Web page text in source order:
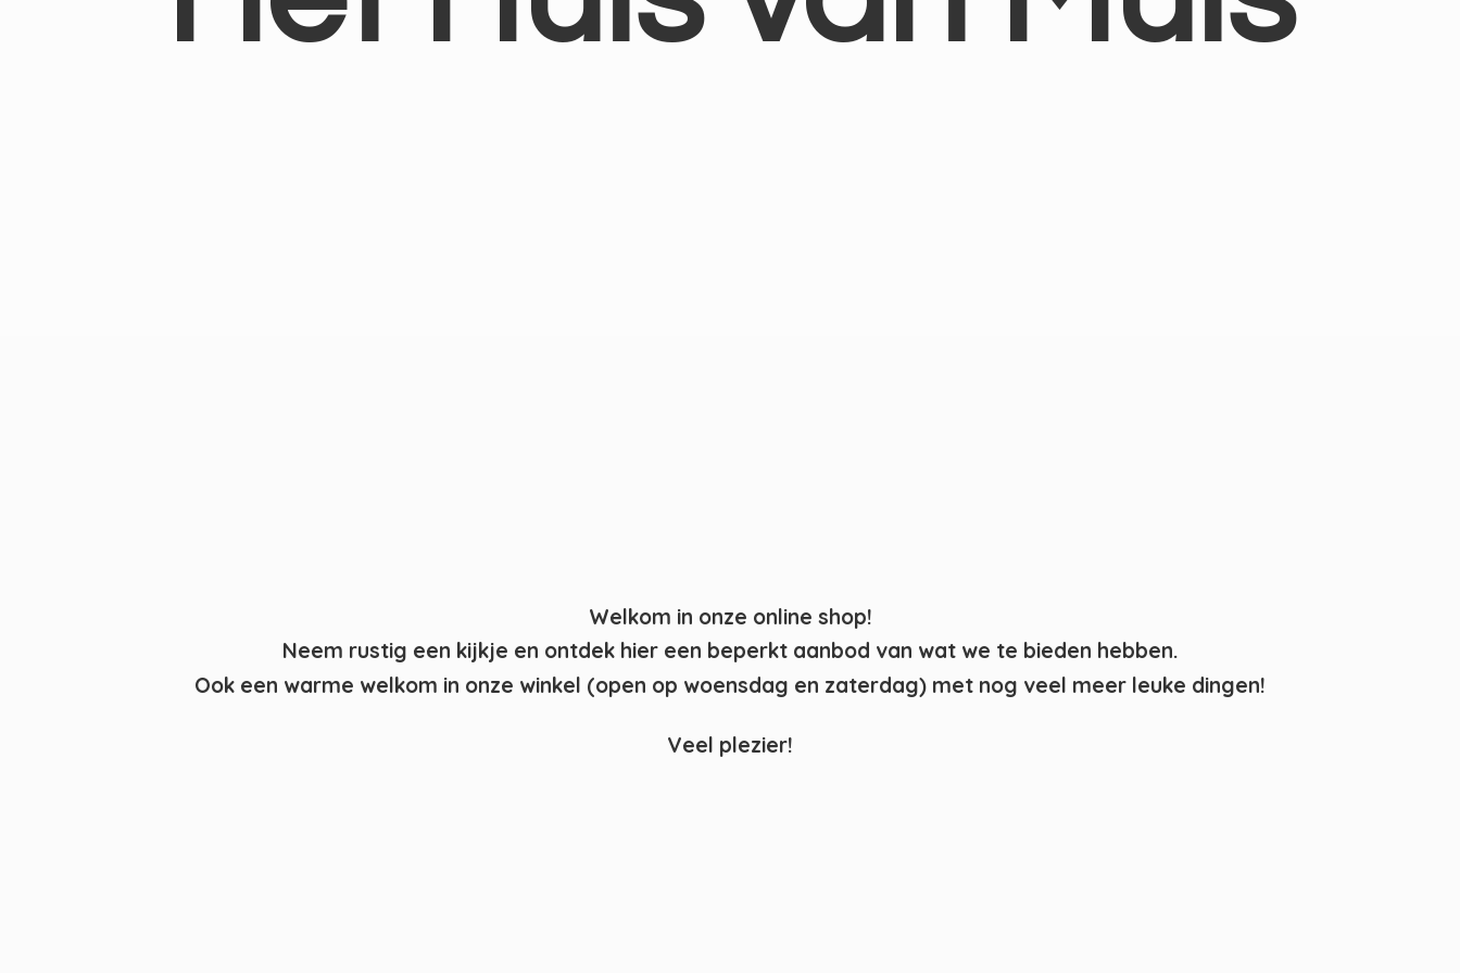
Welkom in onze online shop!
Neem rustig een kijkje en ontdek hier een beperkt aanbod van wat we te bieden hebben.
Ook een warme welkom in onze winkel (open op woensdag en zaterdag) met nog veel meer leuke dingen!
Veel plezier!